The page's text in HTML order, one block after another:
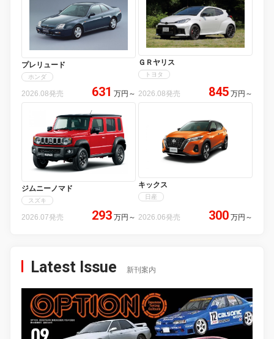
プレリュード
ホンダ
2026.08発売 631 万円 ～
ＧＲヤリス
トヨタ
2026.08発売 845 万円 ～
ジムニーノマド
スズキ
2026.07発売 293 万円 ～
キックス
日産
2026.06発売 300 万円 ～
Latest Issue 新刊案内